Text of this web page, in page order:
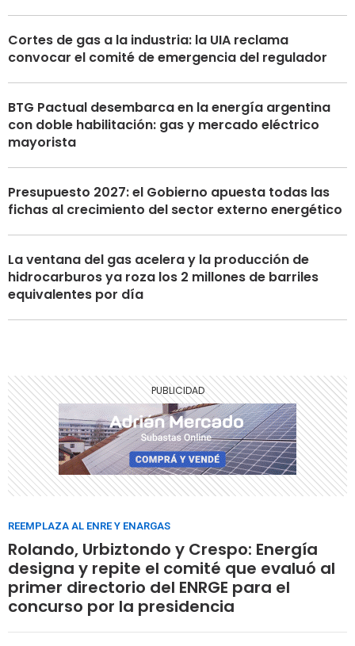
Cortes de gas a la industria: la UIA reclama
convocar el comité de emergencia del regulador
BTG Pactual desembarca en la energía argentina
con doble habilitación: gas y mercado eléctrico
mayorista
Presupuesto 2027: el Gobierno apuesta todas las
fichas al crecimiento del sector externo energético
La ventana del gas acelera y la producción de
hidrocarburos ya roza los 2 millones de barriles
equivalentes por día
REEMPLAZA AL ENRE Y ENARGAS
Rolando, Urbiztondo y Crespo: Energía
designa y repite el comité que evaluó al
primer directorio del ENRGE para el
concurso por la presidencia